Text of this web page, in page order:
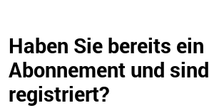
Haben Sie bereits ein
Abonnement und sind
registriert?